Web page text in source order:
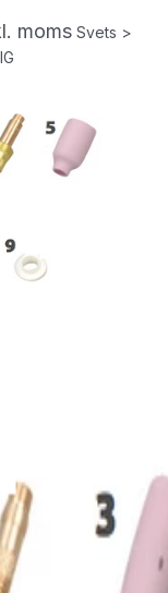
moms Svets >